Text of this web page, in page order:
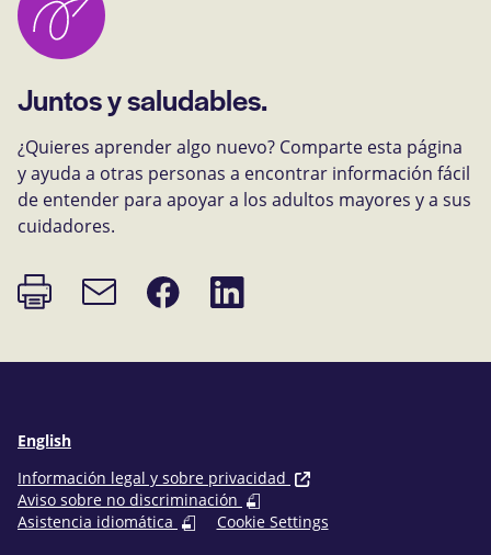
Juntos y saludables.
¿Quieres aprender algo nuevo? Comparte esta página
y ayuda a otras personas a encontrar información fácil
de entender para apoyar a los adultos mayores y a sus
cuidadores.
Imprimir
página
Enlace
de
Compartir
en
Compartir
en
English
Información legal y sobre privacidad
Aviso sobre no discriminación
Asistencia idiomática
Cookie Settings